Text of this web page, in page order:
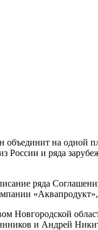
объединит на одной
и ряда
ряда
Новгородской
и Андрей